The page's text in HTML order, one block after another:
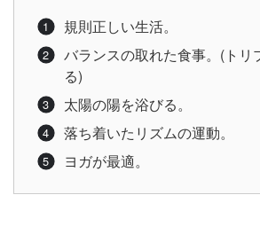
規則正しい生活。
バランスの取れた食事。(トリ
る)
太陽の陽を浴びる。
落ち着いたリズムの運動。
ヨガが最適。